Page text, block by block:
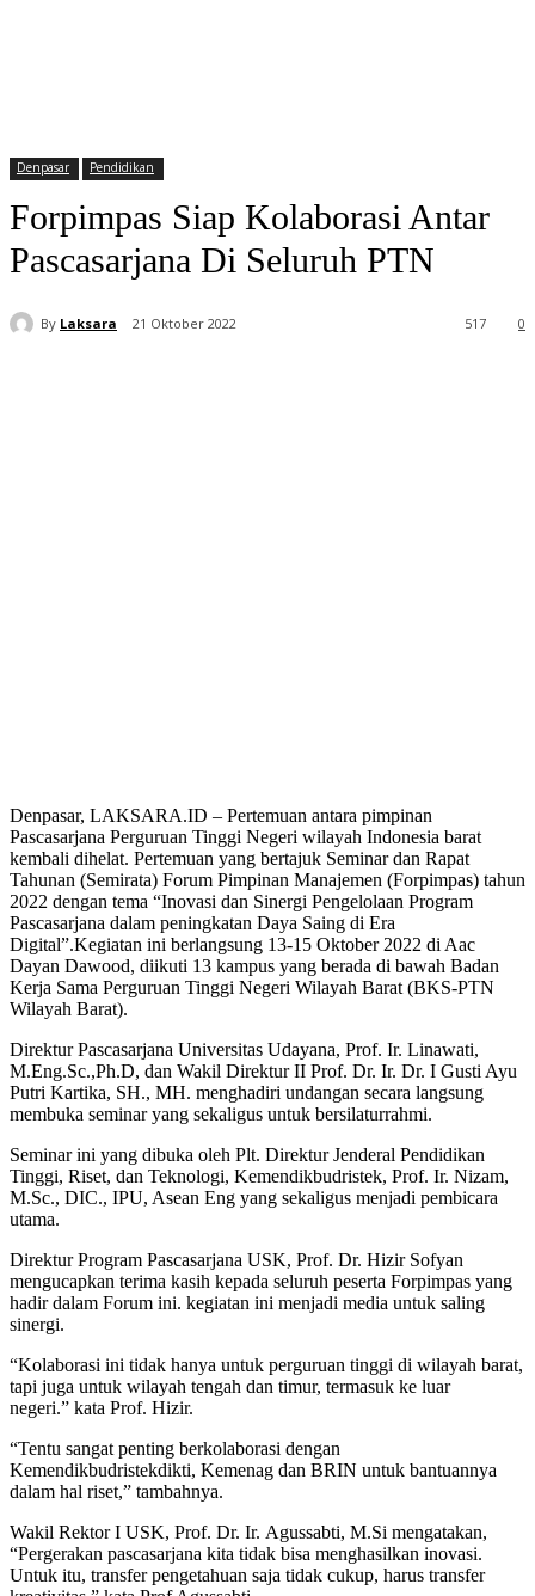
Denpasar Pendidikan
Forpimpas Siap Kolaborasi Antar
Pascasarjana Di Seluruh PTN
By Laksara 21 Oktober 2022 0
517
Denpasar, LAKSARA.ID – Pertemuan antara pimpinan
Pascasarjana Perguruan Tinggi Negeri wilayah Indonesia barat
kembali dihelat. Pertemuan yang bertajuk Seminar dan Rapat
Tahunan (Semirata) Forum Pimpinan Manajemen (Forpimpas) tahun
2022 dengan tema “Inovasi dan Sinergi Pengelolaan Program
Pascasarjana dalam peningkatan Daya Saing di Era
Digital”.Kegiatan ini berlangsung 13-15 Oktober 2022 di Aac
Dayan Dawood, diikuti 13 kampus yang berada di bawah Badan
Kerja Sama Perguruan Tinggi Negeri Wilayah Barat (BKS-PTN
Wilayah Barat).
Direktur Pascasarjana Universitas Udayana, Prof. Ir. Linawati,
M.Eng.Sc.,Ph.D, dan Wakil Direktur II Prof. Dr. Ir. Dr. I Gusti Ayu
Putri Kartika, SH., MH. menghadiri undangan secara langsung
membuka seminar yang sekaligus untuk bersilaturrahmi.
Seminar ini yang dibuka oleh Plt. Direktur Jenderal Pendidikan
Tinggi, Riset, dan Teknologi, Kemendikbudristek, Prof. Ir. Nizam,
M.Sc., DIC., IPU, Asean Eng yang sekaligus menjadi pembicara
utama.
Direktur Program Pascasarjana USK, Prof. Dr. Hizir Sofyan
mengucapkan terima kasih kepada seluruh peserta Forpimpas yang
hadir dalam Forum ini. kegiatan ini menjadi media untuk saling
sinergi.
“Kolaborasi ini tidak hanya untuk perguruan tinggi di wilayah barat,
tapi juga untuk wilayah tengah dan timur, termasuk ke luar
negeri.” kata Prof. Hizir.
“Tentu sangat penting berkolaborasi dengan
Kemendikbudristekdikti, Kemenag dan BRIN untuk bantuannya
dalam hal riset,” tambahnya.
Wakil Rektor I USK, Prof. Dr. Ir. Agussabti, M.Si mengatakan,
“Pergerakan pascasarjana kita tidak bisa menghasilkan inovasi.
Untuk itu, transfer pengetahuan saja tidak cukup, harus transfer